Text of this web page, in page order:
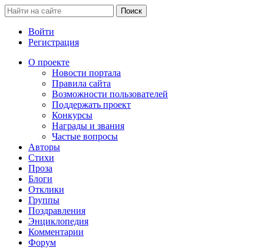
Войти
Регистрация
О проекте
Новости портала
Правила сайта
Возможности пользователей
Поддержать проект
Конкурсы
Награды и звания
Частые вопросы
Авторы
Стихи
Проза
Блоги
Отклики
Группы
Поздравления
Энциклопедия
Комментарии
Форум